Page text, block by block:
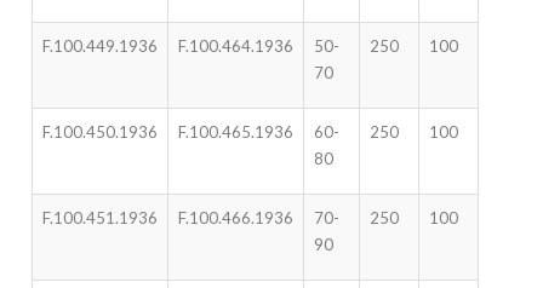
F.100.449.1936 F.100.464.1936
50-
70
250 100
F.100.450.1936 F.100.465.1936
60-
80
250 100
F.100.451.1936 F.100.466.1936
70-
90
250 100